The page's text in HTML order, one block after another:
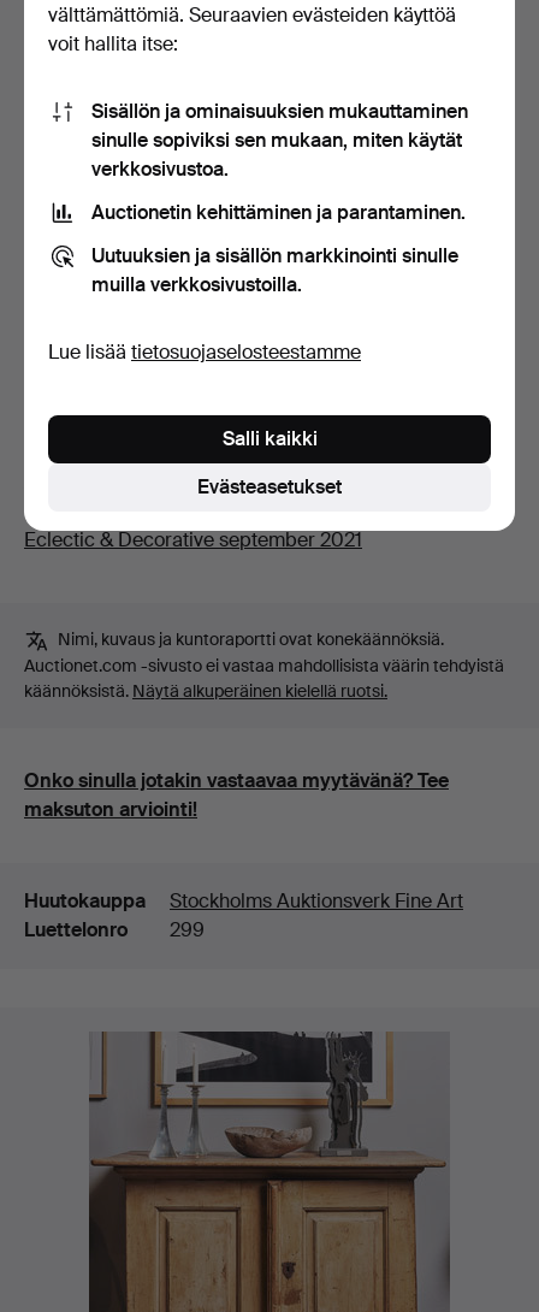
Kuvaus
kullattu pastellisisustus kymation muodossa,
soikea 55,5 x 40 cm.
Kuntoraportti
Pienet viilukorjaukset, valovarsien kiinnikkeet
bertil.carlsson@auktionsverket.se.
Vasarahuutokauppa
Eclectic & Decorative september 2021
Nimi, kuvaus ja kuntoraportti ovat konekäännöksiä.
Auctionet.com -sivusto ei vastaa mahdollisista väärin tehdyistä
käännöksistä. Näytä alkuperäinen kielellä ruotsi.
Onko sinulla jotakin vastaavaa myytävänä? Tee
maksuton arviointi!
Lisätiedot
Huutokauppa
Stockholms Auktionsverk Fine Art
Luettelonro
299
välttämättömiä. Seuraavien evästeiden käyttöä
voit hallita itse:
Sisällön ja ominaisuuksien mukauttaminen
sinulle sopiviksi sen mukaan, miten käytät
verkkosivustoa.
Auctionetin kehittäminen ja parantaminen.
Uutuuksien ja sisällön markkinointi sinulle
muilla verkkosivustoilla.
Lue lisää tietosuojaselosteestamme
Evästeasetukset
Salli kaikki